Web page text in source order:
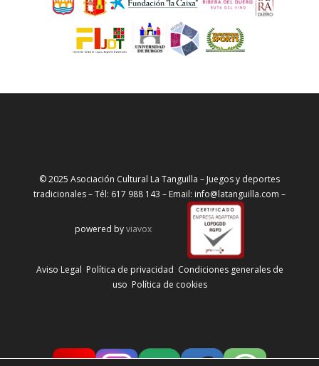
© 2025 Asociación Cultural La Tanguilla – Juegos y deportes
tradicionales – Tél: 617 988 143 – Email: info@latanguilla.com –
powered byviavox
Aviso Legal Política de privacidad Condiciones generales de
uso Política de cookies